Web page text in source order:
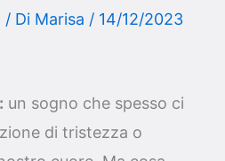
/ Di Marisa / 14/12/2023
un sogno che spesso ci
di tristezza o